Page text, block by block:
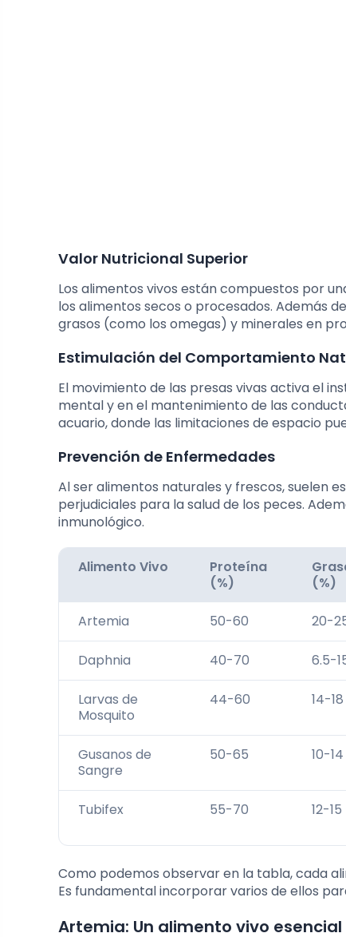
Valor Nutricional Superior
Los alimentos vivos están compuestos por
los alimentos secos o procesados. Además
grasos (como los omegas) y minerales en
Estimulación del Comportamiento
El movimiento de las presas vivas activa el
mental y en el mantenimiento de las
acuario, donde las limitaciones de espacio
Prevención de Enfermedades
Al ser alimentos naturales y frescos, suelen
perjudiciales para la salud de los peces.
inmunológico.
Alimento Vivo
Proteína
(%)
(%)
Artemia 50-60 20-
Daphnia 40-70 6.5-
Larvas de
Mosquito
44-60 14-18
Gusanos de
Sangre
50-65 10-14
Tubifex 55-70 12-15
Como podemos observar en la tabla, cada
Es fundamental incorporar varios de ellos
Artemia: Un alimento vivo